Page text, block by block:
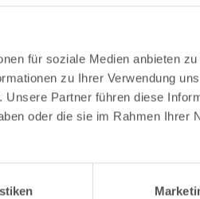
für soziale Medien anbieten
zu Ihrer Verwendung
Partner führen diese
oder die sie im Rahmen Ihrer
und Telsa 80. Der Ladeaufsatz
auf diese Weise wieder